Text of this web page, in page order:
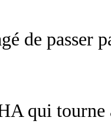
de passer
qui tourne